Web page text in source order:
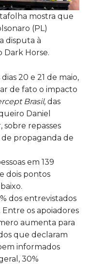
mostra que
(PL)
disputa à
Dark Horse.
20 e 21 de maio,
de fato o impacto
Brasil, das
Daniel
sobre repasses
propaganda de
em 139
dois pontos
dos entrevistados
os apoiadores
aumenta para
que declaram
informados
30%